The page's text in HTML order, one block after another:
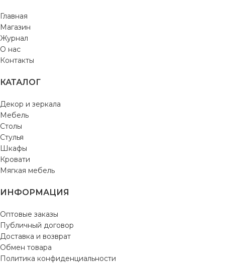
Главная
Магазин
Журнал
О нас
Контакты
КАТАЛОГ
Декор и зеркала
Мебель
Столы
Стулья
Шкафы
Кровати
Мягкая мебель
ИНФОРМАЦИЯ
Оптовые заказы
Публичный договор
Доставка и возврат
Обмен товара
Политика конфиденциальности